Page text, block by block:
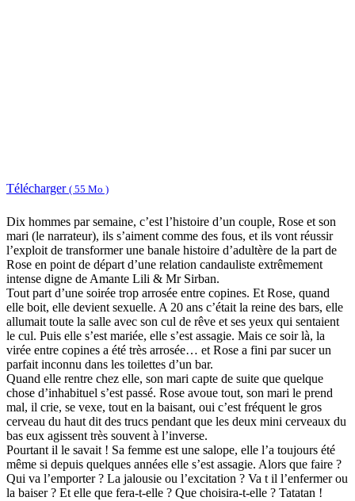
Télécharger ( 55 Mo )
Dix hommes par semaine, c’est l’histoire d’un couple, Rose et son
mari (le narrateur), ils s’aiment comme des fous, et ils vont réussir
l’exploit de transformer une banale histoire d’adultère de la part de
Rose en point de départ d’une relation candauliste extrêmement
intense digne de Amante Lili & Mr Sirban.
Tout part d’une soirée trop arrosée entre copines. Et Rose, quand
elle boit, elle devient sexuelle. A 20 ans c’était la reine des bars, elle
allumait toute la salle avec son cul de rêve et ses yeux qui sentaient
le cul. Puis elle s’est mariée, elle s’est assagie. Mais ce soir là, la
virée entre copines a été très arrosée… et Rose a fini par sucer un
parfait inconnu dans les toilettes d’un bar.
Quand elle rentre chez elle, son mari capte de suite que quelque
chose d’inhabituel s’est passé. Rose avoue tout, son mari le prend
mal, il crie, se vexe, tout en la baisant, oui c’est fréquent le gros
cerveau du haut dit des trucs pendant que les deux mini cerveaux du
bas eux agissent très souvent à l’inverse.
Pourtant il le savait ! Sa femme est une salope, elle l’a toujours été
même si depuis quelques années elle s’est assagie. Alors que faire ?
Qui va l’emporter ? La jalousie ou l’excitation ? Va t il l’enfermer ou
la baiser ? Et elle que fera-t-elle ? Que choisira-t-elle ? Tatatan !